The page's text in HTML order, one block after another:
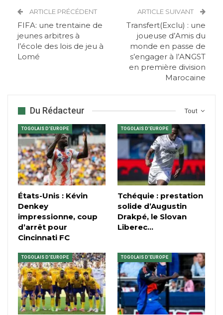
ARTICLE PRÉCÉDENT
FIFA: une trentaine de
jeunes arbitres à
l’école des lois de jeu à
Lomé
ARTICLE SUIVANT
Transfert(Exclu) : une
joueuse d’Amis du
monde en passe de
s’engager à l’ANGST
en première division
Marocaine
Tout
Du Rédacteur
TOGOLAIS D'EUROPE
États-Unis : Kévin
Denkey
impressionne, coup
d’arrêt pour
Cincinnati FC
TOGOLAIS D'EUROPE
Tchéquie : prestation
solide d’Augustin
Drakpé, le Slovan
Liberec…
TOGOLAIS D'EUROPE TOGOLAIS D'EUROPE